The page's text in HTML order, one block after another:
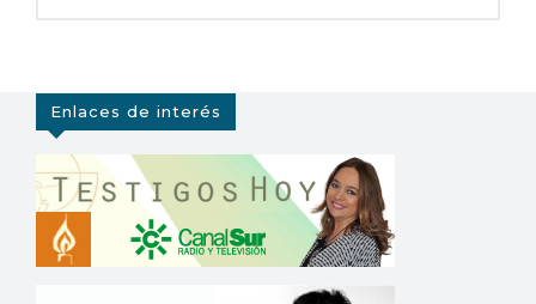
Enlaces de interés